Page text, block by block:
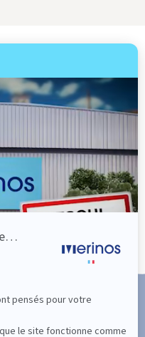
frais